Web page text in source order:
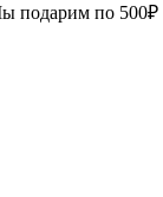
подарим по 500₽